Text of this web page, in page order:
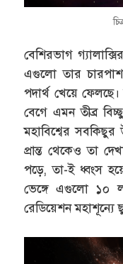
বেশিরভাগ
এগুলো তার চারপাশ
পদার্থ খেয়ে
বেগে এমন তীব্র
মহাবিশ্বের সবকিছুর
প্রান্ত থেকেও তা
পড়ে, তা-ই ধ্বংস
ভেঙ্গে এগুলো ১০
রেডিয়েশন মহাশূন্যে